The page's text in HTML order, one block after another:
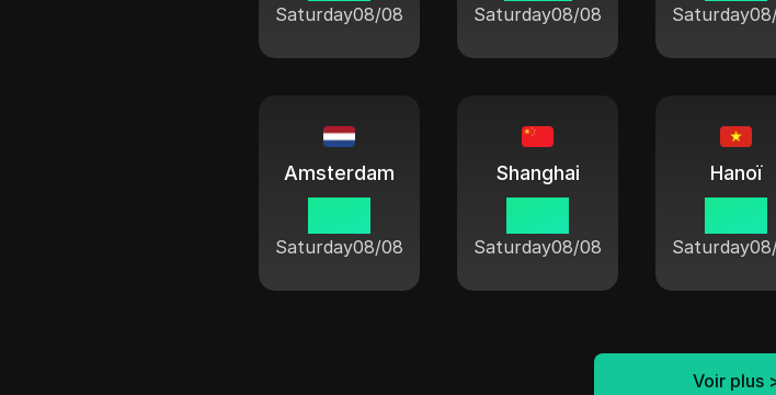
Saturday08/08 Saturday08/08 Saturday
Amsterdam
Saturday08/08
Shanghai
Saturday08/08
Hanoï
Saturday
Voir plus